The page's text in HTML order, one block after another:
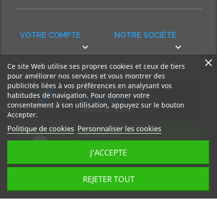
NOTRE SOCIÉTÉ

VOTRE COMPTE

Demande de devis
GRATUIT
Simple & rapide
Découvrez
Accédez à nos articles
Ce site Web utilise ses propres cookies et ceux de tiers
pour améliorer nos services et vous montrer des
publicités liées à vos préférences en analysant vos
habitudes de navigation. Pour donner votre
consentement à son utilisation, appuyez sur le bouton
Accepter.
Politique de cookies Personnaliser les cookies
REJETER TOUT
J'ACCEPTE
Tous droits réservés, MD Ouest © 2026